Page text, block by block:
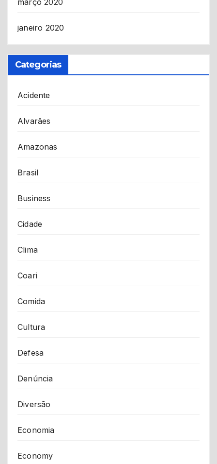
janeiro 2020
Categorias
Acidente
Alvarães
Amazonas
Brasil
Business
Cidade
Clima
Coari
Comida
Cultura
Defesa
Denúncia
Diversão
Economia
Economy